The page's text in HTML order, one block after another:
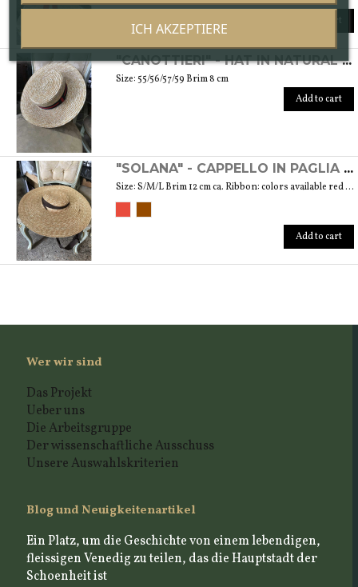
Add to cart
"CANOTTIERI" - HAT IN NATURAL STRAW
Size: 55/56/57/59 Brim 8 cm
Add to cart
"SOLANA" - CAPPELLO IN PAGLIA NATURALE
Size: S/M/L Brim 12 cm ca. Ribbon: colors available red and brown
Add to cart
Wer wir sind
Das Projekt
Ueber uns
Die Arbeitsgruppe
Der wissenschaftliche Ausschuss
Unsere Auswahlskriterien
Blog und Neuigkeitenartikel
Ein Platz, um die Geschichte von einem lebendigen,
fleissigen Venedig zu teilen, das die Hauptstadt der
Schoenheit ist
ICH AKZEPTIERE